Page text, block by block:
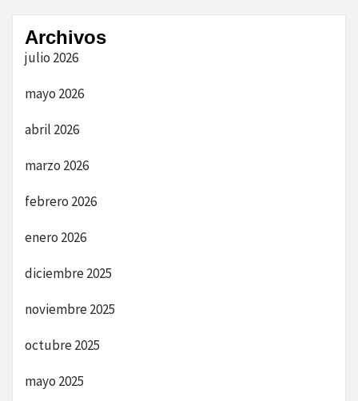
Archivos
julio 2026
mayo 2026
abril 2026
marzo 2026
febrero 2026
enero 2026
diciembre 2025
noviembre 2025
octubre 2025
mayo 2025